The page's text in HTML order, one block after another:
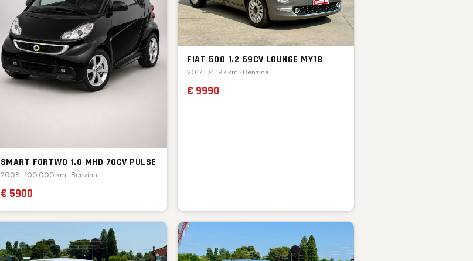
SMART FORTWO 1.0 MHD 70CV PULSE
2008 · 100.000 km · Benzina
€ 5900
FIAT 500 1.2 69CV LOUNGE MY18
2017 · 74.197 km · Benzina
€ 9990